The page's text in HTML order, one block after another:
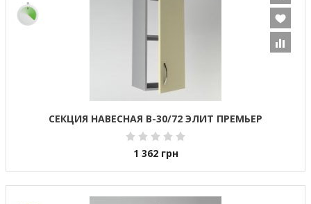
СЕКЦИЯ НАВЕСНАЯ В-30/72 ЭЛИТ ПРЕМЬЕР
1 362 грн